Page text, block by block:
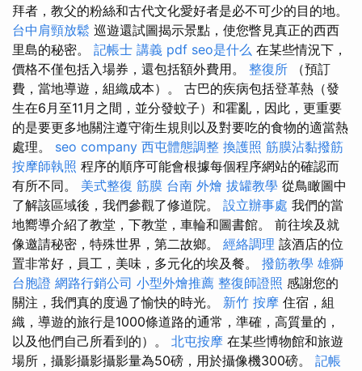
拜者，教父的粉絲和古代文化愛好者是必不可少的目的地。
台中肩頸放鬆 巡遊還試圖揭示景點，使您瞥見真正的西西
里島的秘密。 記帳士 講義 pdf seo是什么 在某些情況下，
價格不僅包括入場券，還包括額外費用。 整復所 （預訂
費，當地導遊，組織成本）。 古巴的疾病包括登革熱（發
生在6月至11月之間，並分發蚊子）和霍亂，因此，更重要
的是要更多地關注遵守衛生規則以及對要吃的食物的適當熱
處理。 seo company 西屯體態調整 換護照 筋膜沾黏撥筋
按摩師執照 程序的順序可能會根據每個程序網站的確認而
有所不同。 美式整復 筋膜 台南 外燴 拔罐教學 從鳥瞰圖中
了解該區域後，我們參觀了修道院。 設立辦事處 我們的當
地嚮導介紹了教堂，下教堂，車輪和圖書館。 前往埃及就
像邀請秘密，特殊世界，第二故鄉。 經絡調理 該酒店的位
置非常好，員工，美味，多元化的埃及餐。 撥筋教學 雄獅
台胞證 網路行銷公司 小型外燴推薦 整復師證照 感謝您的
關注，我們真的度過了愉快的時光。 新竹 按摩 住宿，組
織，導遊的旅行是1000條道路的通常，準確，高質量的，
以及他們自己所看到的）。 北屯按摩 在某些博物館和旅遊
場所，攝影攝影攝影量為50磅，用於攝像機300磅。 記帳